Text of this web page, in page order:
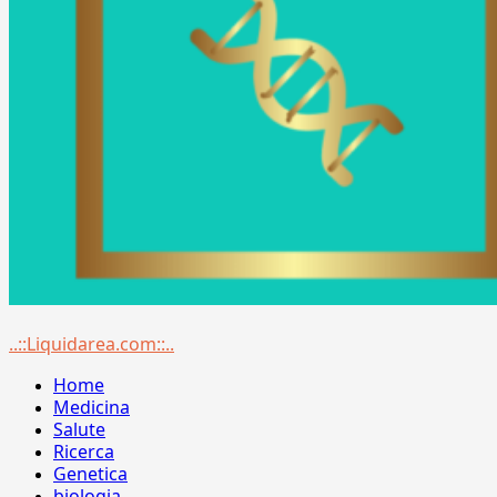
Menu
..::Liquidarea.com::..
Home
Medicina
Salute
Ricerca
Genetica